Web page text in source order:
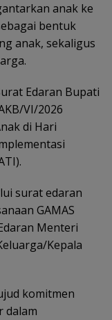
anak ke
bentuk
anak, sekaligus
Edaran Bupati
VI/2026
di Hari
surat edaran
GAMAS
Menteri
Kepala
komitmen
dalam